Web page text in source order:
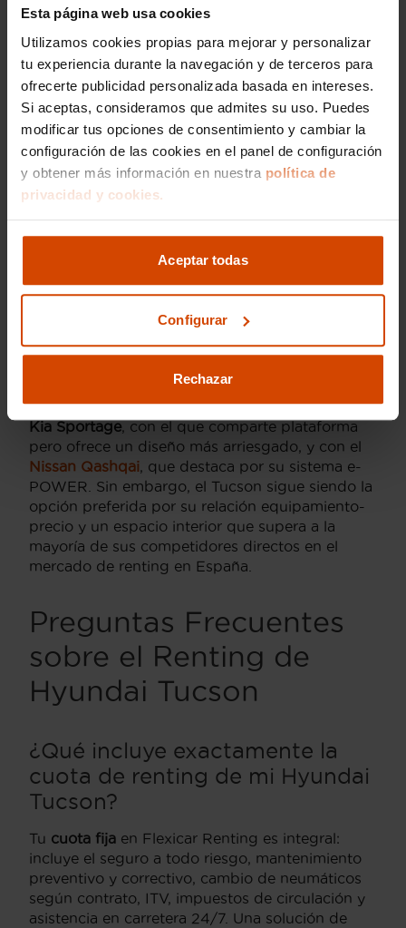
Esta página web usa cookies
Utilizamos cookies propias para mejorar y personalizar
tu experiencia durante la navegación y de terceros para
ofrecerte publicidad personalizada basada en intereses.
Si aceptas, consideramos que admites su uso. Puedes
modificar tus opciones de consentimiento y cambiar la
configuración de las cookies en el panel de configuración
y obtener más información en nuestra política de
privacidad y cookies.
Aceptar todas
Configurar
Rechazar
La inteligencia de optar por el Hyundai Tucson
en Flexicar Renting reside en la flexibilidad para
disfrutar de un coche que lidera el mercado sin
asumir los riesgos de la depreciación. Con el
renting sin entrada
, preservas tu liquidez y te
aseguras de conducir un vehículo siempre bajo
garantía y revisado por expertos. Es la solución
perfecta para quienes desean un diseño de
vanguardia y tecnología punta con un contrato a
medida, evitando las largas esperas de los
vehículos nuevos y las complicaciones de la
compra financiada.
Alternativas y rivales en
el sector del renting de
SUV compactos
El Hyundai Tucson compite directamente con el
Kia Sportage, con el que comparte plataforma
pero ofrece un diseño más arriesgado, y con el
Nissan Qashqai , que destaca por su sistema e-
POWER. Sin embargo, el Tucson sigue siendo la
opción preferida por su relación equipamiento-
precio y un espacio interior que supera a la
mayoría de sus competidores directos en el
mercado de renting en España.
Preguntas Frecuentes
sobre el Renting de
Hyundai Tucson
¿Qué incluye exactamente la
cuota de renting de mi Hyundai
Tucson?
Tu cuota fija en Flexicar Renting es integral:
incluye el seguro a todo riesgo, mantenimiento
preventivo y correctivo, cambio de neumáticos
según contrato, ITV, impuestos de circulación y
asistencia en carretera 24/7. Una solución de